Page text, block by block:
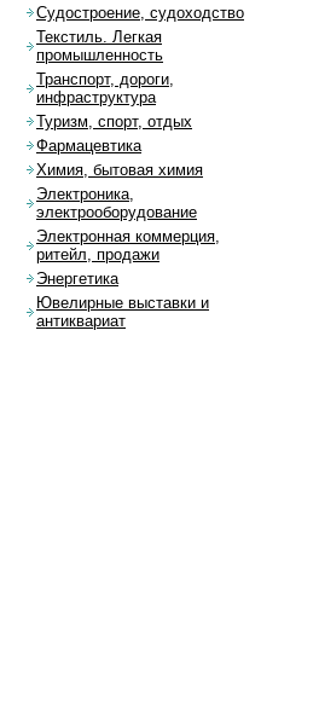
Судостроение, судоходство
Текстиль. Легкая
промышленность
Транспорт, дороги,
инфраструктура
Туризм, спорт, отдых
Фармацевтика
Химия, бытовая химия
Электроника,
электрооборудование
Электронная коммерция,
ритейл, продажи
Энергетика
Ювелирные выставки и
антиквариат